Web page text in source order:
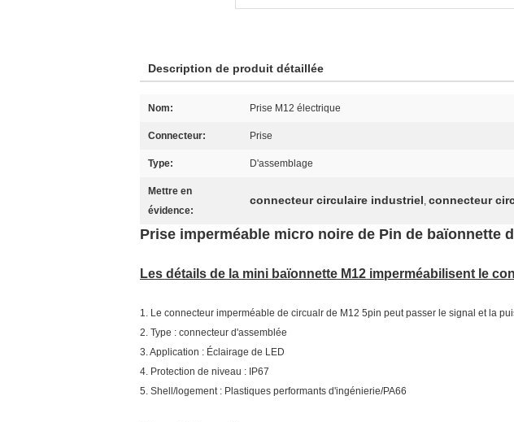
Description de produit détaillée
Nom: Prise M12 électrique
Connecteur: Prise
Type: D'assemblage
Mettre en
évidence:
connecteur circulaire industriel, connecteur
Prise imperméable micro noire de Pin de baïonnette
Les détails de la mini baïonnette M12 imperméabilisent le
1. Le connecteur imperméable de circualr de M12 5pin peut passer le signal et la
2. Type : connecteur d'assemblée
3. Application : Éclairage de LED
4. Protection de niveau : IP67
5. Shell/logement : Plastiques performants d'ingénierie/PA66